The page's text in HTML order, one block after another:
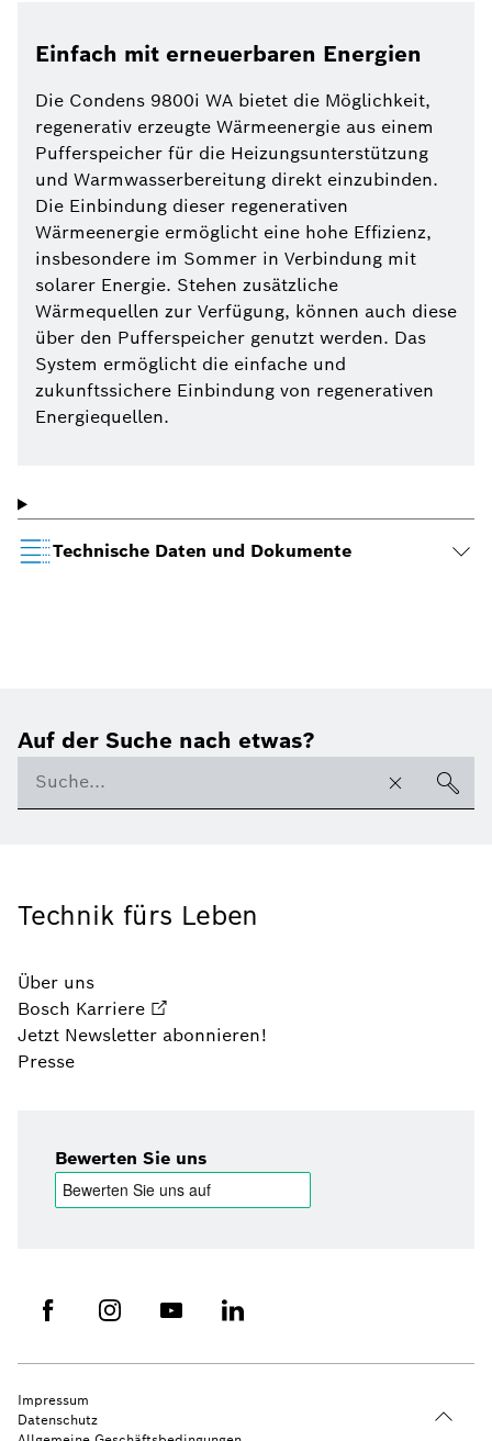
Einfach mit erneuerbaren Energien
Die Condens 9800i WA bietet die Möglichkeit,
regenerativ erzeugte Wärmeenergie aus einem
Pufferspeicher für die Heizungsunterstützung
und Warmwasserbereitung direkt einzubinden.
Die Einbindung dieser regenerativen
Wärmeenergie ermöglicht eine hohe Effizienz,
insbesondere im Sommer in Verbindung mit
solarer Energie. Stehen zusätzliche
Wärmequellen zur Verfügung, können auch diese
über den Pufferspeicher genutzt werden. Das
System ermöglicht die einfache und
zukunftssichere Einbindung von regenerativen
Energiequellen.
Technische Daten und Dokumente
Auf der Suche nach etwas?
Technik fürs Leben
Über uns
Bosch Karriere
Jetzt Newsletter abonnieren!
Presse
Bewerten Sie uns
Impressum
Datenschutz